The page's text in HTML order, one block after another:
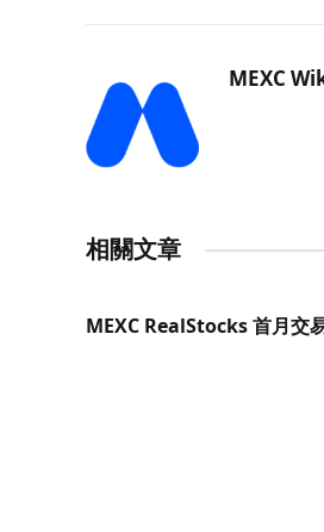
MEXC
相關文章
MEXC RealStocks 首月交